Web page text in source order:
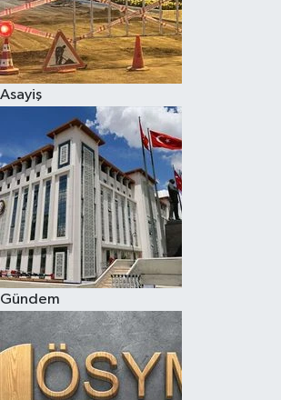
Asayiş
Gündem